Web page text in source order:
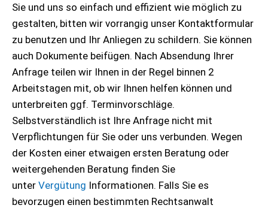
Sie und uns so einfach und effizient wie möglich zu
gestalten, bitten wir vorrangig unser Kontaktformular
zu benutzen und Ihr Anliegen zu schildern. Sie können
auch Dokumente beifügen. Nach Absendung Ihrer
Anfrage teilen wir Ihnen in der Regel binnen 2
Arbeitstagen mit, ob wir Ihnen helfen können und
unterbreiten ggf. Terminvorschläge.
Selbstverständlich ist Ihre Anfrage nicht mit
Verpflichtungen für Sie oder uns verbunden. Wegen
der Kosten einer etwaigen ersten Beratung oder
weitergehenden Beratung finden Sie
unter Vergütung Informationen. Falls Sie es
bevorzugen einen bestimmten Rechtsanwalt